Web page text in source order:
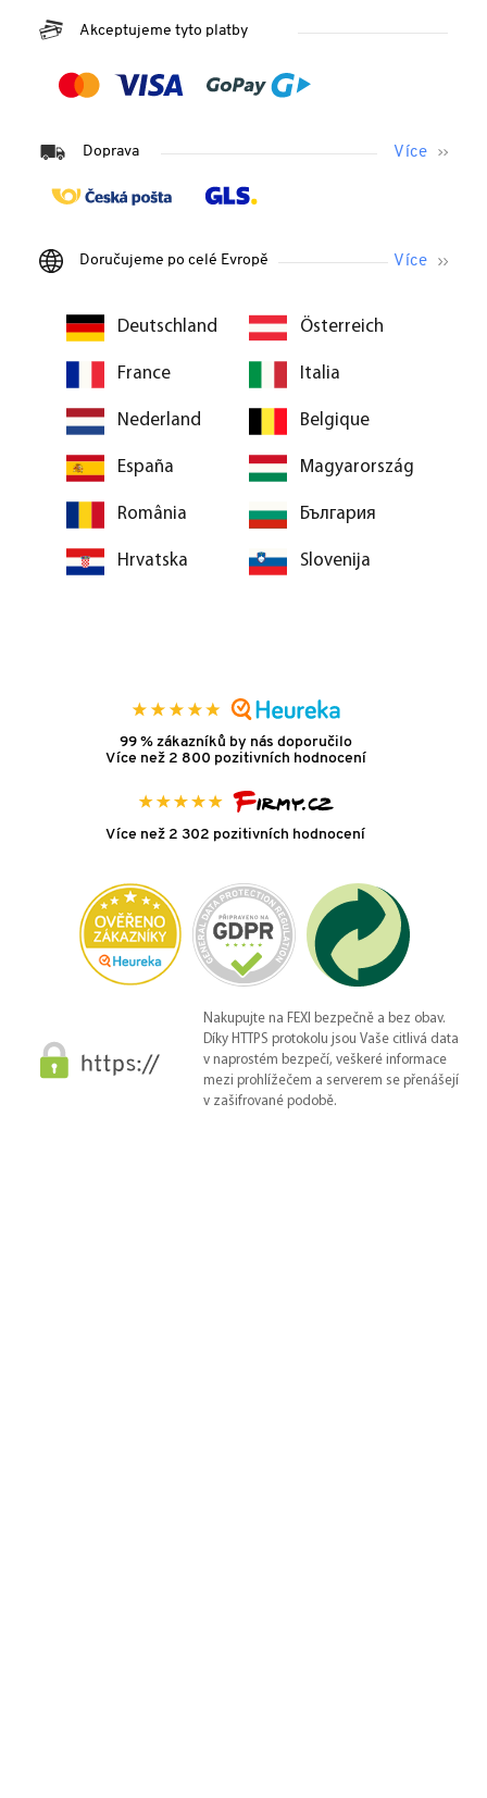
Akceptujeme tyto platby
Doprava
Doručujeme po celé Evropě
Deutschland Österreich
France Italia
Nederland Belgique
España Magyarország
România България
Hrvatska Slovenija
99 % zákazníků by nás doporučilo
Více než 2 800 pozitivních hodnocení
Více než 2 302 pozitivních hodnocení
Nakupujte na FEXI bezpečně a bez obav.
Díky HTTPS protokolu jsou Vaše citlivá data
v naprostém bezpečí, veškeré informace
mezi prohlížečem a serverem se přenášejí
v zašifrované podobě.